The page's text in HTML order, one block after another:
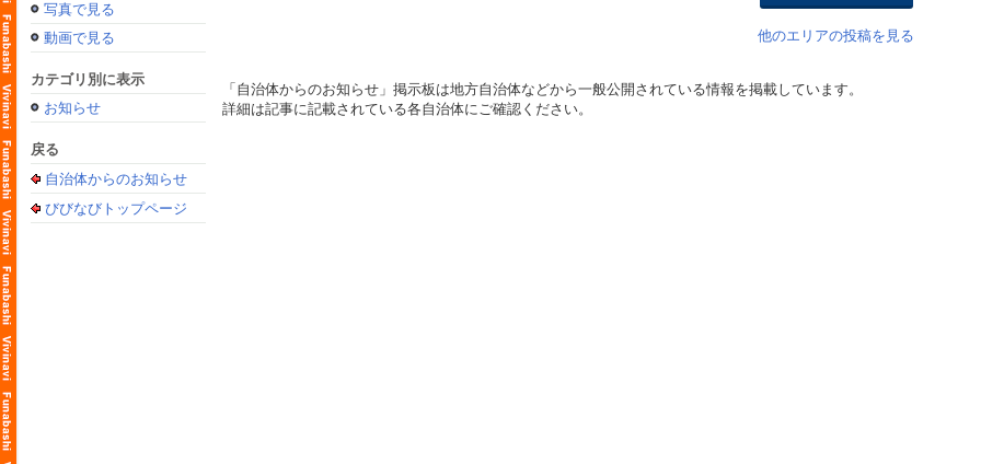
写真で見る
動画で見る
カテゴリ別に表示
お知らせ
戻る
自治体からのお知らせ
びびなびトップページ
他のエリアの投稿を見る
「自治体からのお知らせ」掲示板は地方自治体などから一般公開されている情報を掲載しています。
詳細は記事に記載されている各自治体にご確認ください。